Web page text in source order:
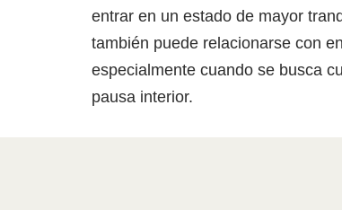
entrar en un estado de mayor
también puede relacionarse con
especialmente cuando se busca
pausa interior.